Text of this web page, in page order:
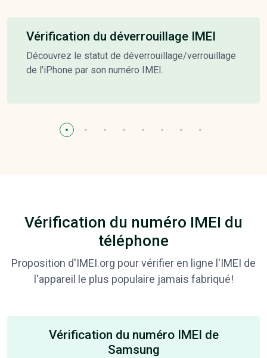
Vérification du déverrouillage IMEI
Découvrez le statut de déverrouillage/verrouillage
de l'iPhone par son numéro IMEI.
Vérification du numéro IMEI du
téléphone
Proposition d'IMEI.org pour vérifier en ligne l'IMEI de
l'appareil le plus populaire jamais fabriqué!
Vérification du numéro IMEI de
Samsung